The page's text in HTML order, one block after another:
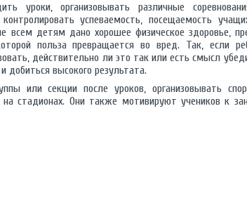
уроки, организовывать различные
успеваемость, посещаемость
всем детям дано хорошее физическое здоровье,
польза превращается во вред. Так, если
действительно ли это так или есть смысл
добиться высокого результата.
или секции после уроков, организовывать
стадионах. Они также мотивируют учеников к